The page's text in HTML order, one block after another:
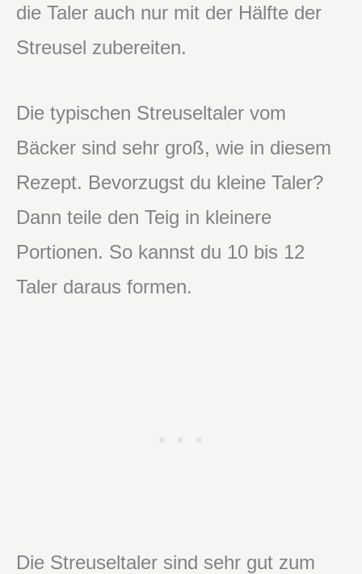
die Taler auch nur mit der Hälfte der
Streusel zubereiten.
Die typischen Streuseltaler vom
Bäcker sind sehr groß, wie in diesem
Rezept. Bevorzugst du kleine Taler?
Dann teile den Teig in kleinere
Portionen. So kannst du 10 bis 12
Taler daraus formen.
Die Streuseltaler sind sehr gut zum